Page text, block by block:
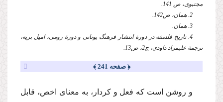
مجتبوی،‌ ص 141.
2. همان،‌ ص142.
3. همان.
4. تاریخ فلسفه در دورة انتشار فرهنگ یونانی و دورة رومی، امیل بریه،
ترجمة‌ علیمراد داودی، ج2، ص13.
﴿ صفحه 241 ﴾
‌و روشن است كه فعل و كردار،‌ به معنای اخص،‌ قابل